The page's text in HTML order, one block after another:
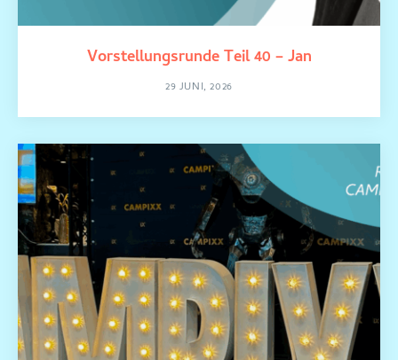
Vorstellungsrunde Teil 40 – Jan
29 JUNI, 2026